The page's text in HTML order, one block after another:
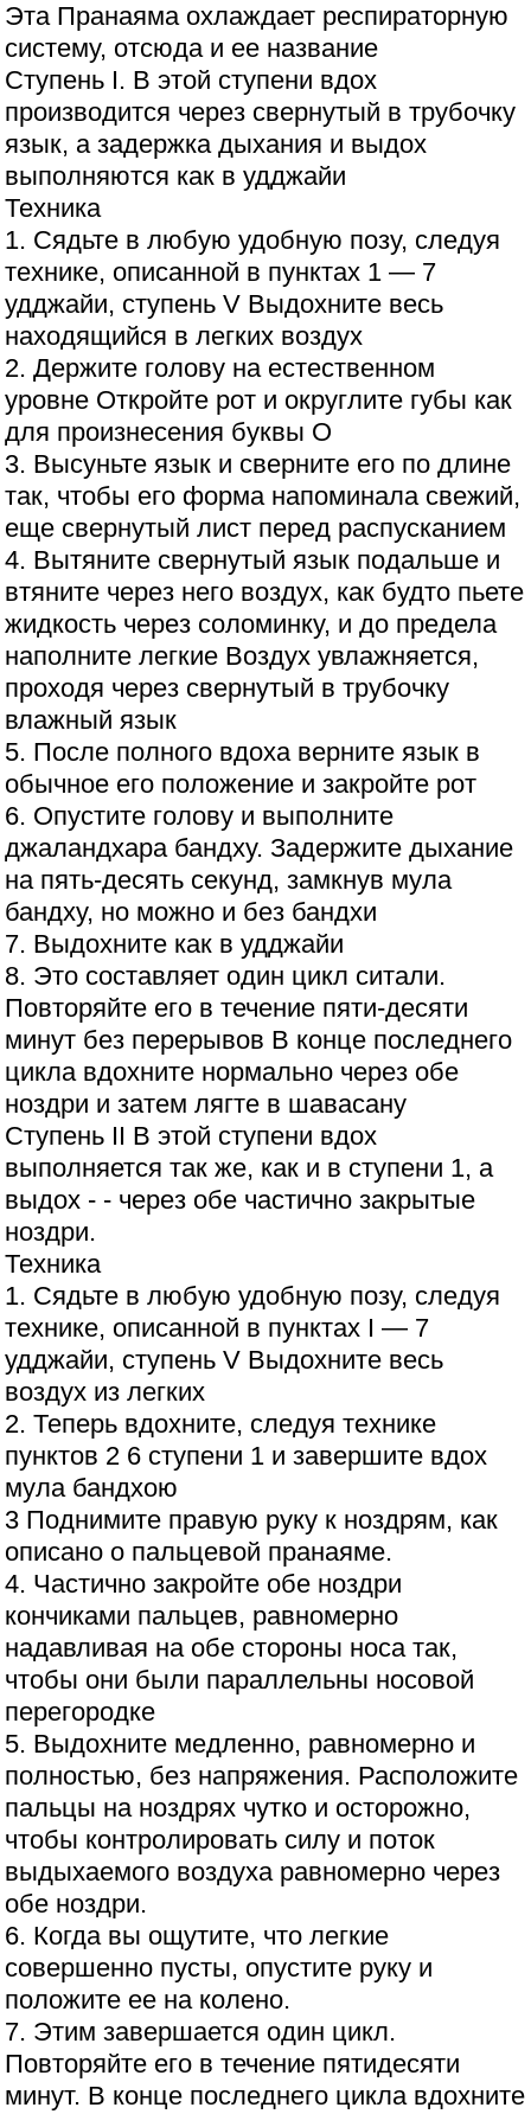
Эта Пранаяма охлаждает респираторную
систему, отсюда и ее название
Ступень I. В этой ступени вдох
производится через свернутый в трубочку
язык, а задержка дыхания и выдох
выполняются как в удджайи
Техника
1. Сядьте в любую удобную позу, следуя
технике, описанной в пунктах 1 — 7
удджайи, ступень V Выдохните весь
находящийся в легких воздух
2. Держите голову на естественном
уровне Откройте рот и округлите губы как
для произнесения буквы О
3. Высуньте язык и сверните его по длине
так, чтобы его форма напоминала свежий,
еще свернутый лист перед распусканием
4. Вытяните свернутый язык подальше и
втяните через него воздух, как будто пьете
жидкость через соломинку, и до предела
наполните легкие Воздух увлажняется,
проходя через свернутый в трубочку
влажный язык
5. После полного вдоха верните язык в
обычное его положение и закройте рот
6. Опустите голову и выполните
джаландхара бандху. Задержите дыхание
на пять-десять секунд, замкнув мула
бандху, но можно и без бандхи
7. Выдохните как в удджайи
8. Это составляет один цикл ситали.
Повторяйте его в течение пяти-десяти
минут без перерывов В конце последнего
цикла вдохните нормально через обе
ноздри и затем лягте в шавасану
Ступень II В этой ступени вдох
выполняется так же, как и в ступени 1, а
выдох - - через обе частично закрытые
ноздри.
Техника
1. Сядьте в любую удобную позу, следуя
технике, описанной в пунктах I — 7
удджайи, ступень V Выдохните весь
воздух из легких
2. Теперь вдохните, следуя технике
пунктов 2 6 ступени 1 и завершите вдох
мула бандхою
3 Поднимите правую руку к ноздрям, как
описано о пальцевой пранаяме.
4. Частично закройте обе ноздри
кончиками пальцев, равномерно
надавливая на обе стороны носа так,
чтобы они были параллельны носовой
перегородке
5. Выдохните медленно, равномерно и
полностью, без напряжения. Расположите
пальцы на ноздрях чутко и осторожно,
чтобы контролировать силу и поток
выдыхаемого воздуха равномерно через
обе ноздри.
6. Когда вы ощутите, что легкие
совершенно пусты, опустите руку и
положите ее на колено.
7. Этим завершается один цикл.
Повторяйте его в течение пятидесяти
минут. В конце последнего цикла вдохните